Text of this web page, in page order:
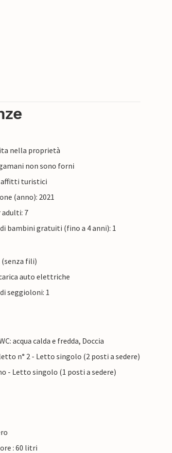
nella proprietà
non sono forni
affitti turistici
(anno): 2021
7
bambini gratuiti (fino a 4 anni): 1
fili)
auto elettriche
seggioloni: 1
acqua calda e fredda, Doccia
n° 2 - Letto singolo (2 posti a sedere)
- Letto singolo (1 posti a sedere)
: 60 litri